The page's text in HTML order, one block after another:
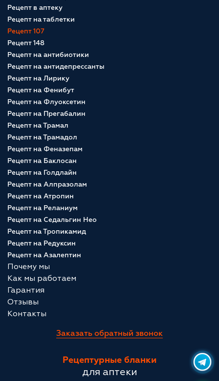
Рецептурные бланки
для аптеки
Рецепт в аптеку
Рецепт на таблетки
Рецепт 107
Рецепт 148
Рецепт на антибиотики
Рецепт на антидепрессанты
Рецепт на Лирику
Рецепт на Фенибут
Рецепт на Флуоксетин
Рецепт на Прегабалин
Рецепт на Трамал
Рецепт на Трамадол
Рецепт на Феназепам
Рецепт на Баклосан
Рецепт на Голдлайн
Рецепт на Алпразолам
Рецепт на Атропин
Рецепт на Реланиум
Рецепт на Седальгин Нео
Рецепт на Тропикамид
Рецепт на Редуксин
Рецепт на Азалептин
Почему мы
Как мы работаем
Гарантия
Отзывы
Контакты
Заказать обратный звонок